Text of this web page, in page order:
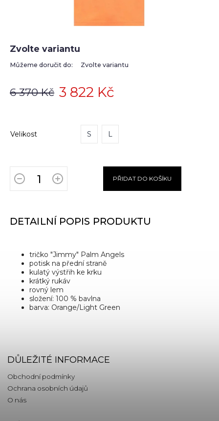
Velikost S L
6 370 Kč 3 822 Kč
Zvolte variantu
Můžeme doručit do: Zvolte variantu
PŘIDAT DO KOŠÍKU
DETAILNÍ POPIS PRODUKTU
tričko "Jimmy" Palm Angels
potisk na přední straně
kulatý výstřih ke krku
krátký rukáv
rovný lem
složení: 100 % bavlna
barva: Orange/Light Green
DŮLEŽITÉ INFORMACE
Obchodní podmínky
Ochrana osobních údajů
O nás